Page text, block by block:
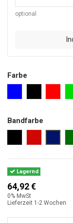
optional
Farbe
Bandfarbe
Lagernd
64,92 €
0% MwSt
Lieferzeit 1-2 Wochen